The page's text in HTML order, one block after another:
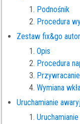
Podnośnik
Procedura
Zestaw fix&go
Opis
Procedura
Wymiana
Uruchamianie